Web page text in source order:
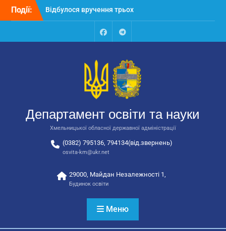
Перейти
Події:
Відбулося вручення трьох
автобусів для потреб
Відбулося засідання
освіти та науки обласної
державної адміністрації
Відбулась обласна
національно-патріотичне
виховання
FacebookTalegram
Департамент освіти та науки
Хмельницької обласної державної адміністрації
(0382) 795136, 794134(від.звернень)
osvita-km@ukr.net
29000, Майдан Незалежності 1,
Будинок освіти
Меню